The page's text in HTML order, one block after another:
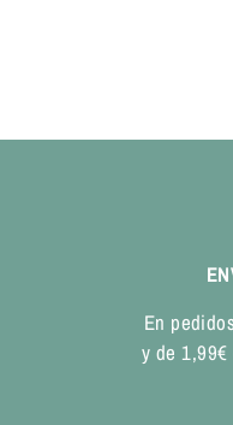
En
y de